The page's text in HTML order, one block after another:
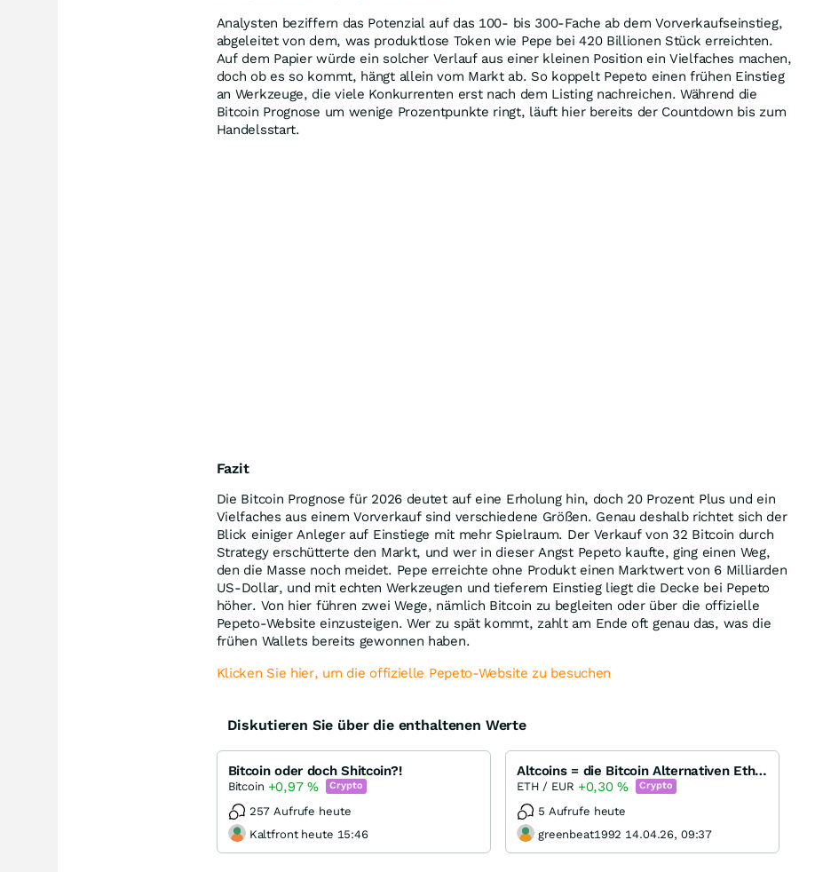
Analysten beziffern das Potenzial auf das 100- bis 300-Fache ab dem Vorverkaufseinstieg,
abgeleitet von dem, was produktlose Token wie Pepe bei 420 Billionen Stück erreichten.
Auf dem Papier würde ein solcher Verlauf aus einer kleinen Position ein Vielfaches machen,
doch ob es so kommt, hängt allein vom Markt ab. So koppelt Pepeto einen frühen Einstieg
an Werkzeuge, die viele Konkurrenten erst nach dem Listing nachreichen. Während die
Bitcoin Prognose um wenige Prozentpunkte ringt, läuft hier bereits der Countdown bis zum
Handelsstart.
Fazit
Die Bitcoin Prognose für 2026 deutet auf eine Erholung hin, doch 20 Prozent Plus und ein
Vielfaches aus einem Vorverkauf sind verschiedene Größen. Genau deshalb richtet sich der
Blick einiger Anleger auf Einstiege mit mehr Spielraum. Der Verkauf von 32 Bitcoin durch
Strategy erschütterte den Markt, und wer in dieser Angst Pepeto kaufte, ging einen Weg,
den die Masse noch meidet. Pepe erreichte ohne Produkt einen Marktwert von 6 Milliarden
US-Dollar, und mit echten Werkzeugen und tieferem Einstieg liegt die Decke bei Pepeto
höher. Von hier führen zwei Wege, nämlich Bitcoin zu begleiten oder über die offizielle
Pepeto-Website einzusteigen. Wer zu spät kommt, zahlt am Ende oft genau das, was die
frühen Wallets bereits gewonnen haben.
Klicken Sie hier, um die offizielle Pepeto-Website zu besuchen
Diskutieren Sie über die enthaltenen Werte
Bitcoin oder doch Shitcoin?!
Bitcoin +0,97 % Crypto
257 Aufrufe heute
Kaltfront heute 15:46
Altcoins = die Bitcoin Alternativen Ethereum, Ripple, DASH, Litecoin, Monero oder Bitshares
ETH / EUR +0,30% Crypto
5 Aufrufe heute
greenbeat1992 14.04.26, 09:37